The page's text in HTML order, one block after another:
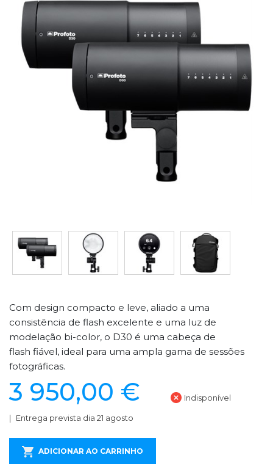
Com design compacto e leve, aliado a uma
consistência de flash excelente e uma luz de
modelação bi-color, o D30 é uma cabeça de
flash fiável, ideal para uma ampla gama de sessões
fotográficas.
3 950,00 € Indisponível
Entrega prevista dia 21 agosto
ADICIONAR AO CARRINHO